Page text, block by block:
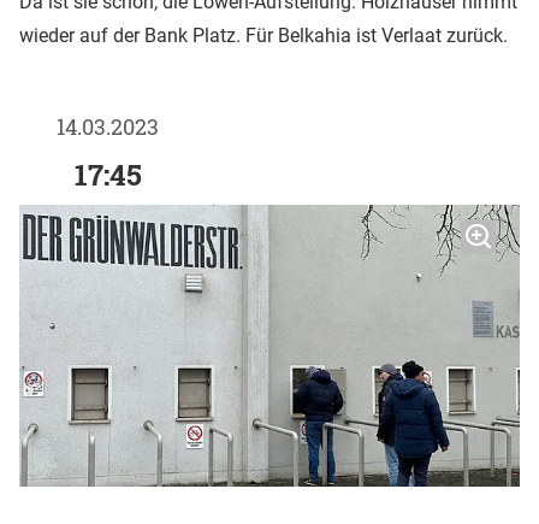
wieder auf der Bank Platz. Für Belkahia ist Verlaat zurück.
14.03.2023
17:45